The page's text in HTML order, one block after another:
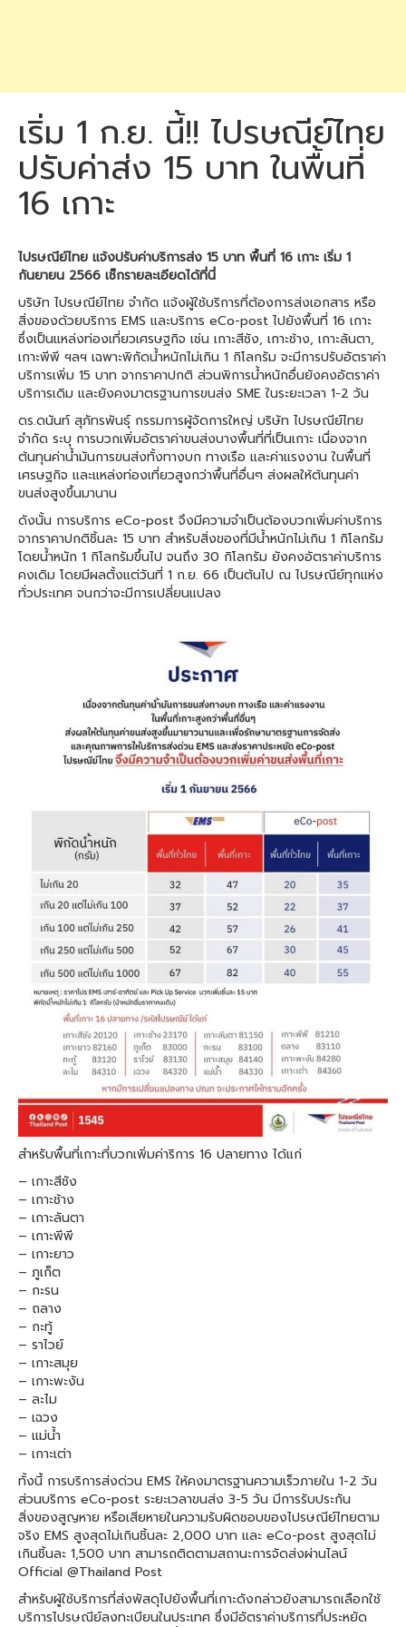
เริ่ม 1 ก.ย. นี้!! ไปรษณีย์ไทย
ปรับค่าส่ง 15 บาท ในพื้นที่
16 เกาะ
ไปรษณีย์ไทย แจ้งปรับค่าบริการส่ง 15 บาท พื้นที่ 16 เกาะ เริ่ม 1
กันยายน 2566 เช็กรายละเอียดได้ที่นี่
บริษัท ไปรษณีย์ไทย จำกัด แจ้งผู้ใช้บริการที่ต้องการส่งเอกสาร หรือ
สิ่งของด้วยบริการ EMS และบริการ eCo-post ไปยังพื้นที่ 16 เกาะ
ซึ่งเป็นแหล่งท่องเที่ยวเศรษฐกิจ เช่น เกาะสีชัง, เกาะช้าง, เกาะลันตา,
เกาะพีพี ฯลฯ เฉพาะพิกัดน้ำหนักไม่เกิน 1 กิโลกรัม จะมีการปรับอัตราค่า
บริการเพิ่ม 15 บาท จากราคาปกติ ส่วนพิการน้ำหนักอื่นยังคงอัตราค่า
บริการเดิม และยังคงมาตรฐานการขนส่ง SME ในระยะเวลา 1-2 วัน
ดร.ดนันท์ สุภัทรพันธุ์ กรรมการผู้จัดการใหญ่ บริษัท ไปรษณีย์ไทย
จำกัด ระบุ การบวกเพิ่มอัตราค่าขนส่งบางพื้นที่ที่เป็นเกาะ เนื่องจาก
ต้นทุนค่าน้ำมันการขนส่งทั้งทางบก ทางเรือ และค่าแรงงาน ในพื้นที่
เศรษฐกิจ และแหล่งท่องเที่ยวสูงกว่าพื้นที่อื่นๆ ส่งผลให้ต้นทุนค่า
ขนส่งสูงขึ้นมานาน
ดังนั้น การบริการ eCo-post จึงมีความจำเป็นต้องบวกเพิ่มค่าบริการ
จากราคาปกติชิ้นละ 15 บาท สำหรับสิ่งของที่มีน้ำหนักไม่เกิน 1 กิโลกรัม
โดยน้ำหนัก 1 กิโลกรัมขึ้นไป จนถึง 30 กิโลกรัม ยังคงอัตราค่าบริการ
คงเดิม โดยมีผลตั้งแต่วันที่ 1 ก.ย. 66 เป็นต้นไป ณ ไปรษณีย์ทุกแห่ง
ทั่วประเทศ จนกว่าจะมีการเปลี่ยนแปลง
สำหรับพื้นที่เกาะที่บวกเพิ่มค่าริการ 16 ปลายทาง ได้แก่
– เกาะสีชัง
– เกาะช้าง
– เกาะลันตา
– เกาะพีพี
– เกาะยาว
– ภูเก็ต
– กะรน
– ถลาง
– กะทู้
– ราไวย์
– เกาะสมุย
– เกาะพะงัน
– ละไม
– เฉวง
– แม่น้ำ
– เกาะเต่า
ทั้งนี้ การบริการส่งด่วน EMS ให้คงมาตรฐานความเร็วภายใน 1-2 วัน
ส่วนบริการ eCo-post ระยะเวลาขนส่ง 3-5 วัน มีการรับประกัน
สิ่งของสูญหาย หรือเสียหายในความรับผิดชอบของไปรษณีย์ไทยตาม
จริง EMS สูงสุดไม่เกินชิ้นละ 2,000 บาท และ eCo-post สูงสุดไม่
เกินชิ้นละ 1,500 บาท สามารถติดตามสถานะการจัดส่งผ่านไลน์
Official @Thailand Post
สำหรับผู้ใช้บริการที่ส่งพัสดุไปยังพื้นที่เกาะดังกล่าวยังสามารถเลือกใช้
บริการไปรษณีย์ลงทะเบียนในประเทศ ซึ่งมีอัตราค่าบริการที่ประหยัด